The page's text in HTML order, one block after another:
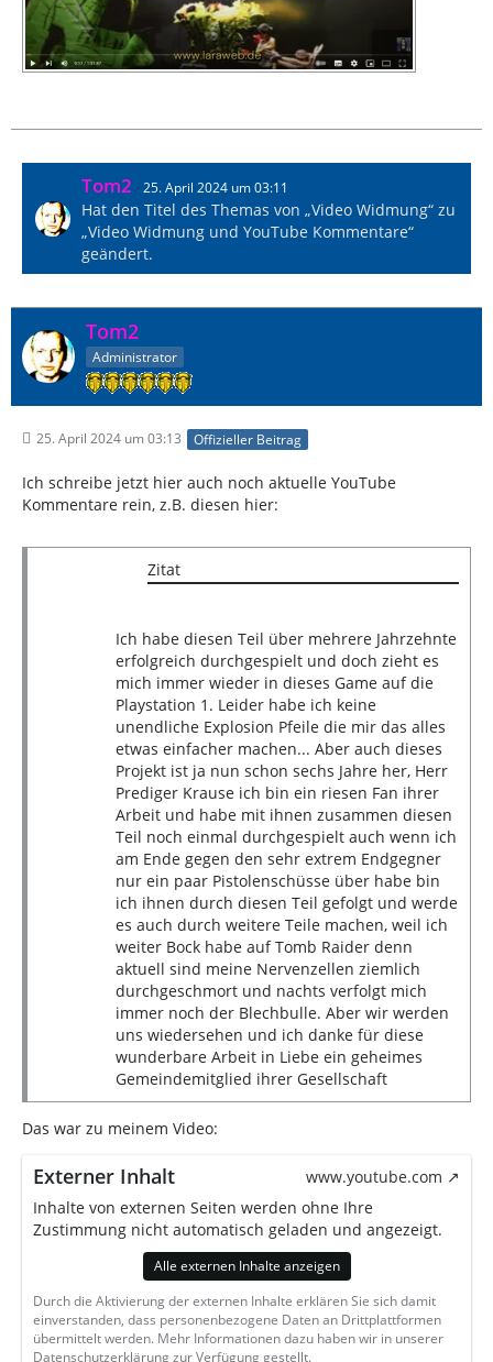
Alle externen Inhalte anzeigen
Durch die Aktivierung der externen Inhalte erklären
Sie sich damit einverstanden, dass
haben wir in unserer Datenschutzerklärung zur
Ich wünsche dir ein schönes Wochenende!
Liebe Grüße,
Fenja
Tom2 25. April 2024 um 03:11
Hat den Titel des Themas von „Video Widmung“ zu
„Video Widmung und YouTube Kommentare“
geändert.
Tom2
Administrator
25. April 2024 um 03:13 Offizieller Beitrag
Ich schreibe jetzt hier auch noch aktuelle YouTube
Kommentare rein, z.B. diesen hier:
Zitat
Ich habe diesen Teil über mehrere Jahrzehnte
erfolgreich durchgespielt und doch zieht es
mich immer wieder in dieses Game auf die
Playstation 1. Leider habe ich keine
unendliche Explosion Pfeile die mir das alles
etwas einfacher machen... Aber auch dieses
Projekt ist ja nun schon sechs Jahre her, Herr
Prediger Krause ich bin ein riesen Fan ihrer
Arbeit und habe mit ihnen zusammen diesen
Teil noch einmal durchgespielt auch wenn ich
am Ende gegen den sehr extrem Endgegner
nur ein paar Pistolenschüsse über habe bin
ich ihnen durch diesen Teil gefolgt und werde
es auch durch weitere Teile machen, weil ich
weiter Bock habe auf Tomb Raider denn
aktuell sind meine Nervenzellen ziemlich
durchgeschmort und nachts verfolgt mich
immer noch der Blechbulle. Aber wir werden
uns wiedersehen und ich danke für diese
wunderbare Arbeit in Liebe ein geheimes
Gemeindemitglied ihrer Gesellschaft
Das war zu meinem Video:
Externer Inhalt
www.youtube.com
Inhalte von externen Seiten werden ohne Ihre
Zustimmung nicht automatisch geladen und angezeigt.
Alle externen Inhalte anzeigen
Durch die Aktivierung der externen Inhalte erklären Sie sich damit
einverstanden, dass personenbezogene Daten an Drittplattformen
übermittelt werden. Mehr Informationen dazu haben wir in unserer
Datenschutzerklärung zur Verfügung gestellt.